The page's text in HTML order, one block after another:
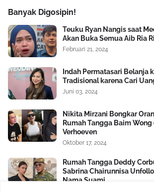
Banyak Digosipin!
Teuku Ryan Nangis saat
Akan Buka Semua Aib Ria
Februari 21, 2024
Indah Permatasari Belanja
Tradisional karena Cari
Juni 03, 2024
Nikita Mirzani Bongkar
Rumah Tangga Baim
Verhoeven
Oktober 17, 2024
Rumah Tangga Deddy
Sabrina Chairunnisa
Nama Suami